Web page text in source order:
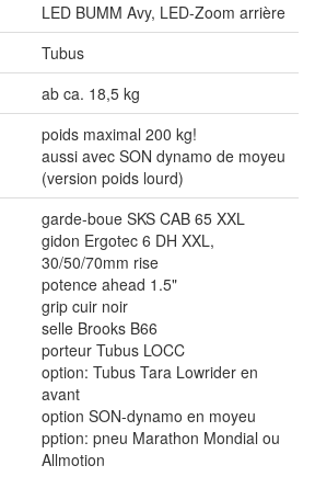
LED BUMM Avy, LED-Zoom arrière
Tubus
ab ca. 18,5 kg
poids maximal 200 kg!
aussi avec SON dynamo de moyeu
(version poids lourd)
garde-boue SKS CAB 65 XXL
gidon Ergotec 6 DH XXL,
30/50/70mm rise
potence ahead 1.5"
grip cuir noir
selle Brooks B66
porteur Tubus LOCC
option: Tubus Tara Lowrider en
avant
option SON-dynamo en moyeu
pption: pneu Marathon Mondial ou
Allmotion